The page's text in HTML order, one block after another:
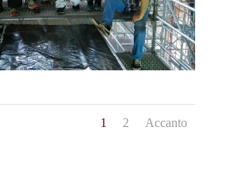
1 2 Accanto